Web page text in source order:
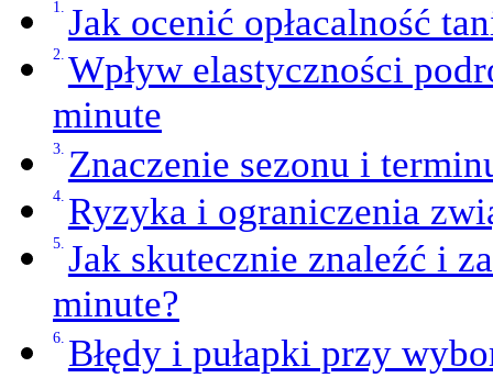
Jak ocenić opłacalność
Wpływ elastyczności
minute
Znaczenie sezonu i
Ryzyka i ograniczenia
Jak skutecznie znaleźć i
minute?
Błędy i pułapki przy